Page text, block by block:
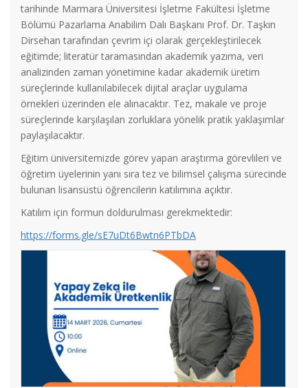
tarihinde Marmara Üniversitesi İşletme Fakültesi İşletme
Bölümü Pazarlama Anabilim Dalı Başkanı Prof. Dr. Taşkın
Dirsehan tarafından çevrim içi olarak gerçekleştirilecek
eğitimde; literatür taramasından akademik yazıma, veri
analizinden zaman yönetimine kadar akademik üretim
süreçlerinde kullanılabilecek dijital araçlar uygulama
örnekleri üzerinden ele alınacaktır. Tez, makale ve proje
süreçlerinde karşılaşılan zorluklara yönelik pratik yaklaşımlar
paylaşılacaktır.
Eğitim üniversitemizde görev yapan araştırma görevlileri ve
öğretim üyelerinin yanı sıra tez ve bilimsel çalışma sürecinde
bulunan lisansüstü öğrencilerin katılımına açıktır.
Katılım için formun doldurulması gerekmektedir:
https://forms.gle/sE7uDt6Bwtn6PTbDA